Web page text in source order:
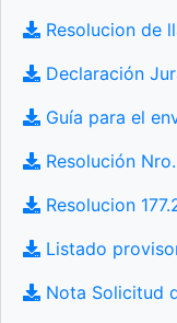
Resolucion de
Declaración
Guía para el
Resolución
Resolucion
Listado
Nota Solicitud